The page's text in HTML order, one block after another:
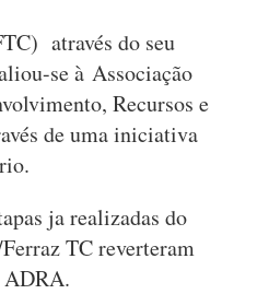
através do seu
se à Associação
Recursos e
de uma iniciativa
ja realizadas do
TC reverteram
ADRA.